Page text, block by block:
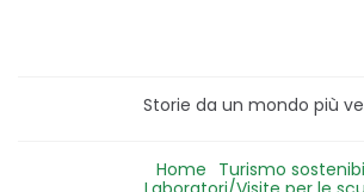
Storie da un mondo più
Home Turismo